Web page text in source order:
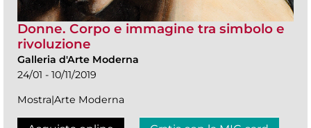
Donne. Corpo e immagine tra simbolo e
rivoluzione
Galleria d'Arte Moderna
24/01 - 10/11/2019
Mostra|Arte Moderna